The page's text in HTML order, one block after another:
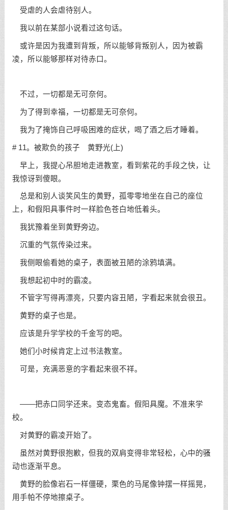
受虐的人会虐待别人。
我以前在某部小说看过这句话。
或许是因为我遭到背叛，所以能够背叛别人，因为被霸
凌，所以能够那样对待赤口。
不过，一切都是无可奈何。
为了得到幸福，一切都是无可奈何。
我为了掩饰自己呼吸困难的症状，喝了酒之后才睡着。
# 11。被欺负的孩子 黄野光(上)
早上，我提心吊胆地走进教室，看到紫花的手段之快，让
我惊讶到傻眼。
总是和别人谈笑风生的黄野，孤零零地坐在自己的座位
上，和假阳具事件时一样脸色苍白地低着头。
我犹豫着坐到黄野旁边。
沉重的气氛传染过来。
我侧眼偷看她的桌子，表面被丑陋的涂鸦填满。
我想起初中时的霸凌。
不管字写得再漂亮，只要内容丑陋，字看起来就会很丑。
黄野的桌子也是。
应该是升学学校的千金写的吧。
她们小时候肯定上过书法教室。
可是，充满恶意的字看起来很不祥。
——把赤口同学还来。变态鬼畜。假阳具魔。不准来学
校。
对黄野的霸凌开始了。
虽然对黄野很抱歉，但我的双肩变得非常轻松，心中的骚
动也逐渐平息。
黄野的脸像岩石一样僵硬，栗色的马尾像钟摆一样摇晃，
用手帕不停地擦桌子。